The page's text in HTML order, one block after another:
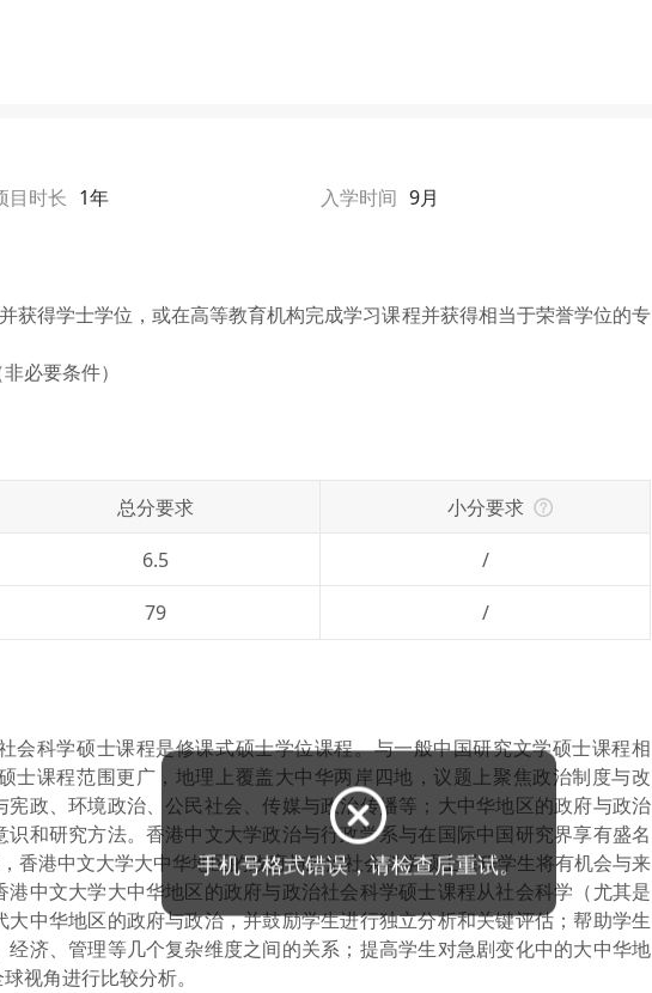
目时长 1年 入学时间 9月
获得学士学位，或在高等教育机构完成学习课程并获得相当于荣誉学位的专
必要条件）
总分要求
小分要求
6.5 /
79 /
会科学硕士课程是修课式硕士学位课程。与一般中国研究文学硕士课程相
士课程范围更广，地理上覆盖大中华两岸四地，议题上聚焦政治制度与改
政、环境政治、公民社会、传媒与政治传播等；大中华地区的政府与政治
和研究方法。香港中文大学政治与行政学系与在国际中国研究界享有盛名
香港中文大学大中华地区的政府与政治社会科学硕士课程学生将有机会与来
中文大学大中华地区的政府与政治社会科学硕士课程从社会科学（尤其是
中华地区的政府与政治，并鼓励学生进行独立分析和关键评估；帮助学生
济、管理等几个复杂维度之间的关系；提高学生对急剧变化中的大中华地
视角进行比较分析。